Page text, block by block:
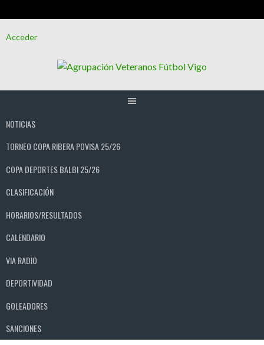
alAcceder
NOTICIAS
TORNEO COPA RIBERA POVISA 25/26
COPA DEPORTES BALBI 25/26
CLASIFICACIÓN
HORARIOS/RESULTADOS
CALENDARIO
VIA RADIO
DEPORTIVIDAD
GOLEADORES
SANCIONES